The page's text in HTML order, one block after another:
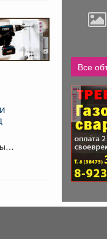
Все
реклама